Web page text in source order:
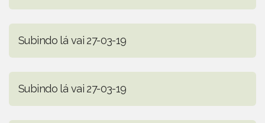
Subindo lá vai 27-03-19
Subindo lá vai 27-03-19